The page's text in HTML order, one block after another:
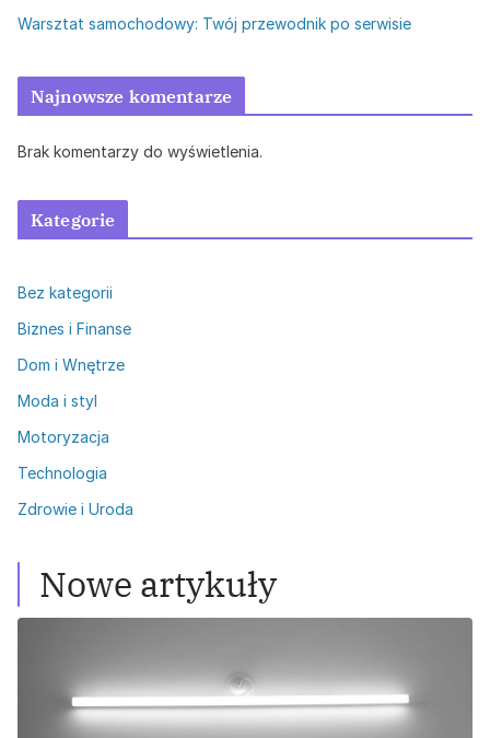
Warsztat samochodowy: Twój przewodnik po serwisie
Najnowsze komentarze
Brak komentarzy do wyświetlenia.
Kategorie
Bez kategorii
Biznes i Finanse
Dom i Wnętrze
Moda i styl
Motoryzacja
Technologia
Zdrowie i Uroda
Nowe artykuły